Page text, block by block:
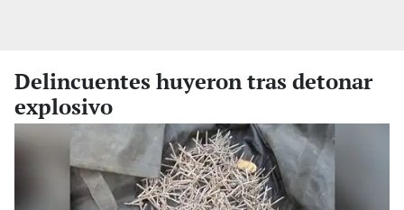
Delincuentes huyeron tras detonar
explosivo